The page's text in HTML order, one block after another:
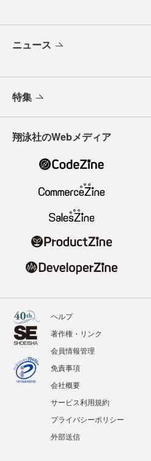
ニュース
特集
翔泳社のWebメディア
ヘルプ
著作権・リンク
会員情報管理
免責事項
会社概要
サービス利用規約
プライバシーポリシー
外部送信